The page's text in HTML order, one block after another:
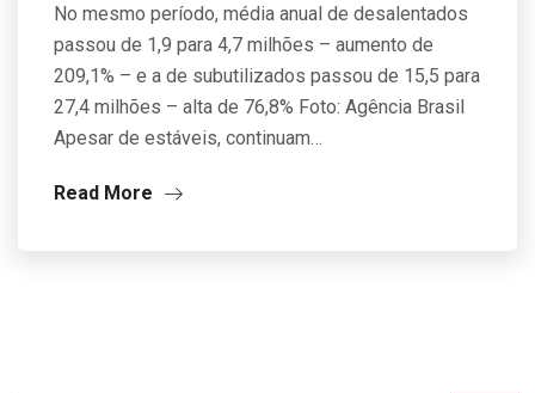
No mesmo período, média anual de desalentados
passou de 1,9 para 4,7 milhões – aumento de
209,1% – e a de subutilizados passou de 15,5 para
27,4 milhões – alta de 76,8% Foto: Agência Brasil
Apesar de estáveis, continuam…
Read More